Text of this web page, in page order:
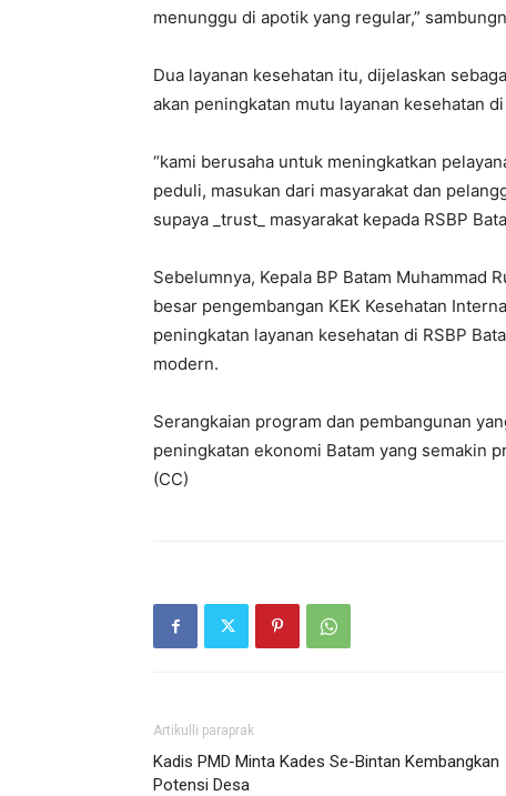
menunggu di apotik yang regular,”
Dua layanan kesehatan itu, dijelaskan
akan peningkatan mutu layanan kesehatan di
“kami berusaha untuk meningkatkan
peduli, masukan dari masyarakat dan
supaya _trust_ masyarakat kepada RSBP
Sebelumnya, Kepala BP Batam Muhammad
besar pengembangan KEK Kesehatan
peningkatan layanan kesehatan di RSBP
modern.
Serangkaian program dan pembangunan
peningkatan ekonomi Batam yang semakin
(CC)
Artikulli paraprak
Kadis PMD Minta Kades Se-Bintan Kembangkan
Potensi Desa